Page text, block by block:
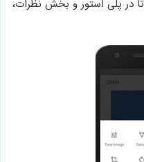
تا در پلی استور و بخش نظرات،